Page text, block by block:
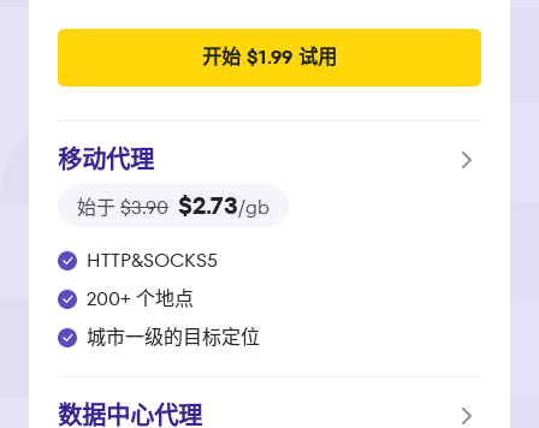
开始 $1.99 试用
移动代理
始于$3.90 $2.73/gb
HTTP&SOCKS5
200+ 个地点
城市一级的目标定位
数据中心代理